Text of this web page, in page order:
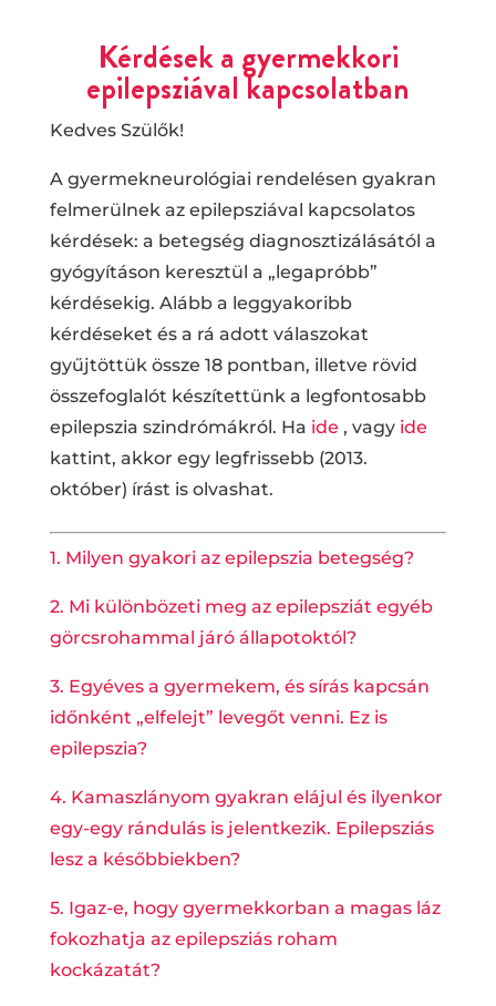
Kérdések a gyermekkori
epilepsziával kapcsolatban
Kedves Szülők!
A gyermekneurológiai rendelésen gyakran
felmerülnek az epilepsziával kapcsolatos
kérdések: a betegség diagnosztizálásától a
gyógyításon keresztül a „legapróbb”
kérdésekig. Alább a leggyakoribb
kérdéseket és a rá adott válaszokat
gyűjtöttük össze 18 pontban, illetve rövid
összefoglalót készítettünk a legfontosabb
epilepszia szindrómákról. Ha ide , vagy ide
kattint, akkor egy legfrissebb (2013.
október) írást is olvashat.
1. Milyen gyakori az epilepszia betegség?
2. Mi különbözeti meg az epilepsziát egyéb
görcsrohammal járó állapotoktól?
3. Egyéves a gyermekem, és sírás kapcsán
időnként „elfelejt” levegőt venni. Ez is
epilepszia?
4. Kamaszlányom gyakran elájul és ilyenkor
egy-egy rándulás is jelentkezik. Epilepsziás
lesz a későbbiekben?
5. Igaz-e, hogy gyermekkorban a magas láz
fokozhatja az epilepsziás roham
kockázatát?